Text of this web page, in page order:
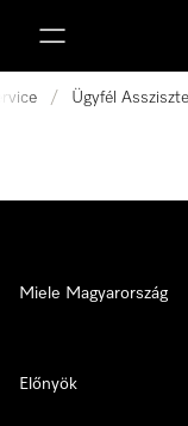
/ Ügyfél
Miele Magyarország
Előnyök